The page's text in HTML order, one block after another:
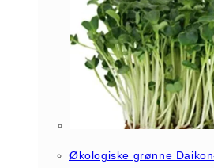
Økologiske grønne